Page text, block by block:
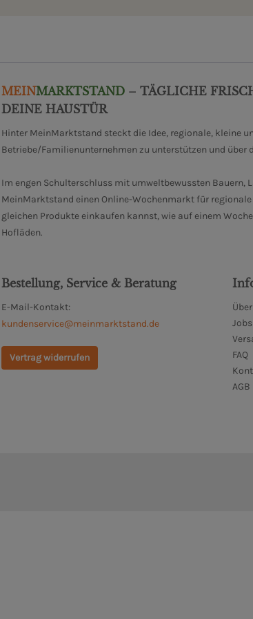
MEINMARKTSTAND – TÄGLICHE
DEINE HAUSTÜR
Hinter MeinMarktstand steckt die Idee, regionale, kleine
Betriebe/Familienunternehmen zu unterstützen und über
Im engen Schulterschluss mit umweltbewussten Bauern,
MeinMarktstand einen Online-Wochenmarkt für
gleichen Produkte einkaufen kannst, wie auf einem
Hofläden.
Bestellung, Service & Beratung
E-Mail-Kontakt:
kundenservice@meinmarktstand.de
Vertrag widerrufen
Jobs
FAQ
AGB